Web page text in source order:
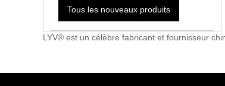
Tous les nouveaux produits
LYV® est un célèbre fabricant et fournisseur